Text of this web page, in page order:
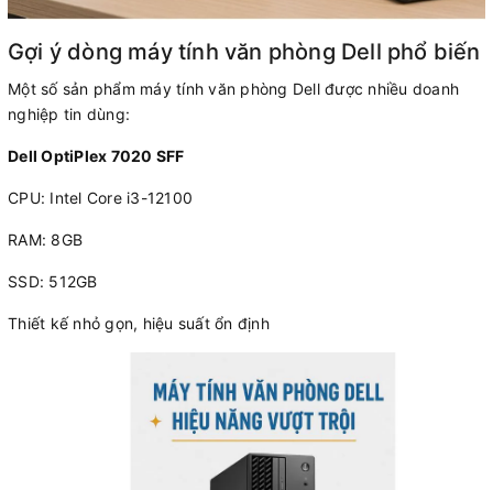
Gợi ý dòng máy tính văn phòng Dell phổ biến
Một số sản phẩm máy tính văn phòng Dell được nhiều doanh
nghiệp tin dùng:
Dell OptiPlex 7020 SFF
CPU: Intel Core i3-12100
RAM: 8GB
SSD: 512GB
Thiết kế nhỏ gọn, hiệu suất ổn định